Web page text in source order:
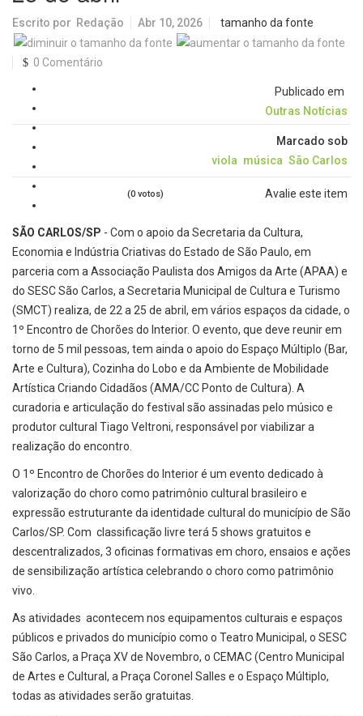
Escrito por Redação Abr 10, 2026 tamanho da fonte
0 Comentário
Publicado em
Outras Notícias
Marcado sob
viola música São Carlos
Avalie este item
(0 votos)
SÃO CARLOS/SP - Com o apoio da Secretaria da Cultura,
Economia e Indústria Criativas do Estado de São Paulo, em
parceria com a Associação Paulista dos Amigos da Arte (APAA) e
do SESC São Carlos, a Secretaria Municipal de Cultura e Turismo
(SMCT) realiza, de 22 a 25 de abril, em vários espaços da cidade, o
1º Encontro de Chorões do Interior. O evento, que deve reunir em
torno de 5 mil pessoas, tem ainda o apoio do Espaço Múltiplo (Bar,
Arte e Cultura), Cozinha do Lobo e da Ambiente de Mobilidade
Artística Criando Cidadãos (AMA/CC Ponto de Cultura). A
curadoria e articulação do festival são assinadas pelo músico e
produtor cultural Tiago Veltroni, responsável por viabilizar a
realização do encontro.
O 1º Encontro de Chorões do Interior é um evento dedicado à
valorização do choro como patrimônio cultural brasileiro e
expressão estruturante da identidade cultural do município de São
Carlos/SP. Com classificação livre terá 5 shows gratuitos e
descentralizados, 3 oficinas formativas em choro, ensaios e ações
de sensibilização artística celebrando o choro como patrimônio
vivo.
As atividades acontecem nos equipamentos culturais e espaços
públicos e privados do município como o Teatro Municipal, o SESC
São Carlos, a Praça XV de Novembro, o CEMAC (Centro Municipal
de Artes e Cultural, a Praça Coronel Salles e o Espaço Múltiplo,
todas as atividades serão gratuitas.